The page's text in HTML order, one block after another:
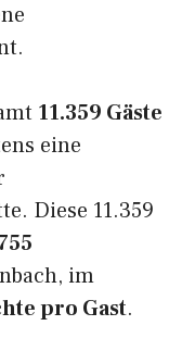
11.359 Gäste
eine
Diese 11.359
im
pro Gast.